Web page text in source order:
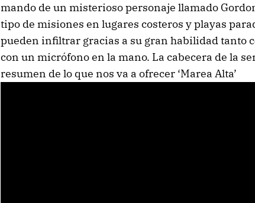
mando de un misterioso personaje llamado
tipo de misiones en lugares costeros y playas
pueden infiltrar gracias a su gran habilidad tanto
con un micrófono en la mano. La cabecera de la
resumen de lo que nos va a ofrecer ‘Marea Alta’